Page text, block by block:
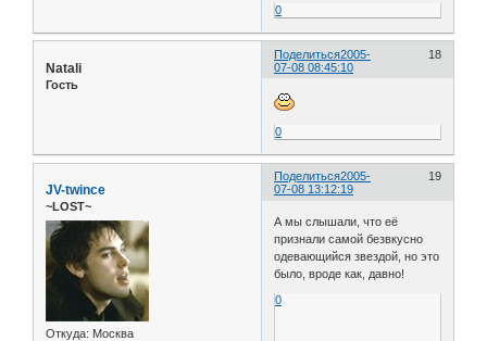
0
Поделиться 18
2005-
07-08 08:45:10
Natali
Гость
0
Поделиться 19
2005-
07-08 13:12:19
JV-twince
~LOST~
Откуда: Москва
А мы слышали, что её
признали самой безвкусно
одевающийся звездой, но это
было, вроде как, давно!
0